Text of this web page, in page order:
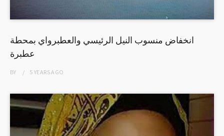
انخفاض منسوب النيل الرئيسي والعطبرواي بمحطة
عطبرة
BY 5 YEARSAGO